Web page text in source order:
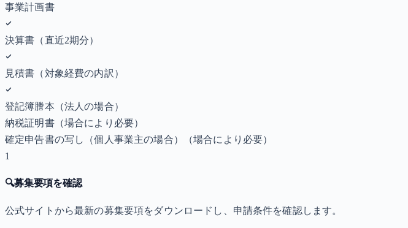
事業計画書
決算書（直近2期分）
見積書（対象経費の内訳）
登記簿謄本（法人の場合）
納税証明書（場合により必要）
確定申告書の写し（個人事業主の場合）
（場合により必要）
1
🔍募集要項を確認
公式サイトから最新の募集要項をダウンロードし、申請条件を確認します。